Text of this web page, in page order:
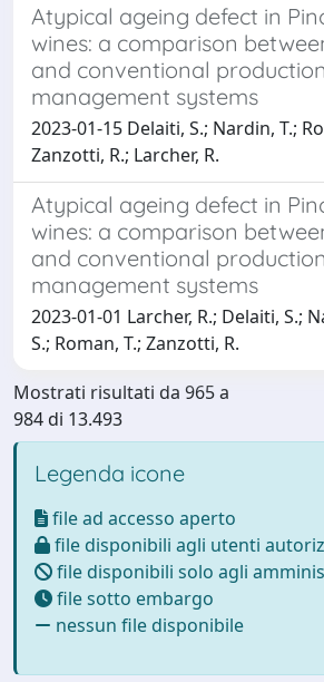
Atypical ageing defect in
wines: a comparison
and conventional production
management systems
2023-01-15 Delaiti, S.; Nardin, T.;
Zanzotti, R.; Larcher, R.
Atypical ageing defect in
wines: a comparison
and conventional production
management systems
2023-01-01 Larcher, R.; Delaiti, S.;
S.; Roman, T.; Zanzotti, R.
Mostrati risultati da 965 a
984 di 13.493
Legenda icone
file ad accesso aperto
file disponibili agli utenti
file disponibili solo agli
file sotto embargo
nessun file disponibile